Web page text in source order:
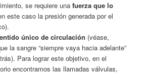
se requiere una fuerza que lo
este caso la presión generada por el
único de circulación (véase,
la sangre “siempre vaya hacia adelante”
Para lograr este objetivo, en el
encontramos las llamadas válvulas,